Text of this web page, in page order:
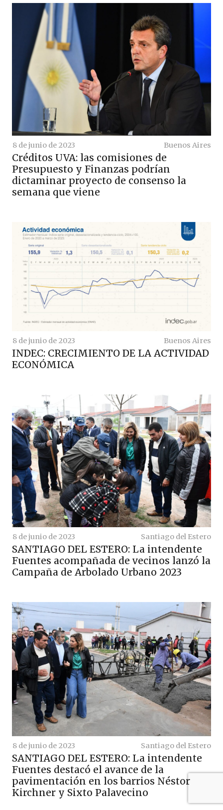
8 de junio de 2023 Buenos Aires
Créditos UVA: las comisiones de
Presupuesto y Finanzas podrían
dictaminar proyecto de consenso la
semana que viene
8 de junio de 2023 Buenos Aires
INDEC: CRECIMIENTO DE LA ACTIVIDAD
ECONÓMICA
8 de junio de 2023 Santiago del Estero
SANTIAGO DEL ESTERO: La intendente
Fuentes acompañada de vecinos lanzó la
Campaña de Arbolado Urbano 2023
8 de junio de 2023 Santiago del Estero
SANTIAGO DEL ESTERO: La intendente
Fuentes destacó el avance de la
pavimentación en los barrios Néstor
Kirchner y Sixto Palavecino